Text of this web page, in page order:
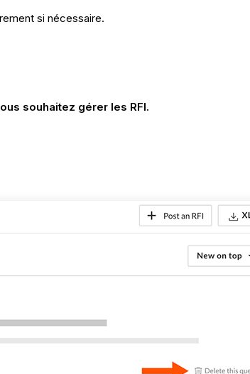
si nécessaire.
souhaitez gérer les RFI.